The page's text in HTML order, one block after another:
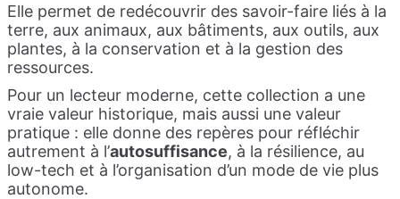
Elle permet de redécouvrir des savoir-faire liés à la
terre, aux animaux, aux bâtiments, aux outils, aux
plantes, à la conservation et à la gestion des
ressources.
Pour un lecteur moderne, cette collection a une
vraie valeur historique, mais aussi une valeur
pratique : elle donne des repères pour réfléchir
autrement à l’autosuffisance, à la résilience, au
low-tech et à l’organisation d’un mode de vie plus
autonome.